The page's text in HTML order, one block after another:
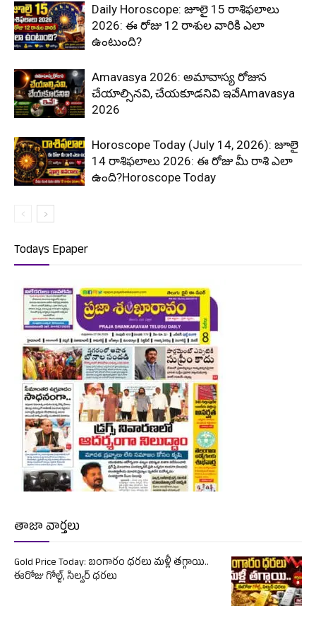
Daily Horoscope: జూలై 15 రాశిఫలాలు
2026: ఈ రోజు 12 రాశుల వారికి ఎలా
ఉంటుంది?
Amavasya 2026: అమావాస్య రోజున
చేయాల్సినవి, చేయకూడనివి ఇవేAmavasya
2026
Horoscope Today (July 14, 2026): జూలై
14 రాశిఫలాలు 2026: ఈ రోజు మీ రాశి ఎలా
ఉంది?Horoscope Today
Todays Epaper
తాజా వార్తలు
Gold Price Today: బంగారం ధరలు మళ్లీ తగ్గాయి..
ఈరోజు గోల్డ్, సిల్వర్ ధరలు